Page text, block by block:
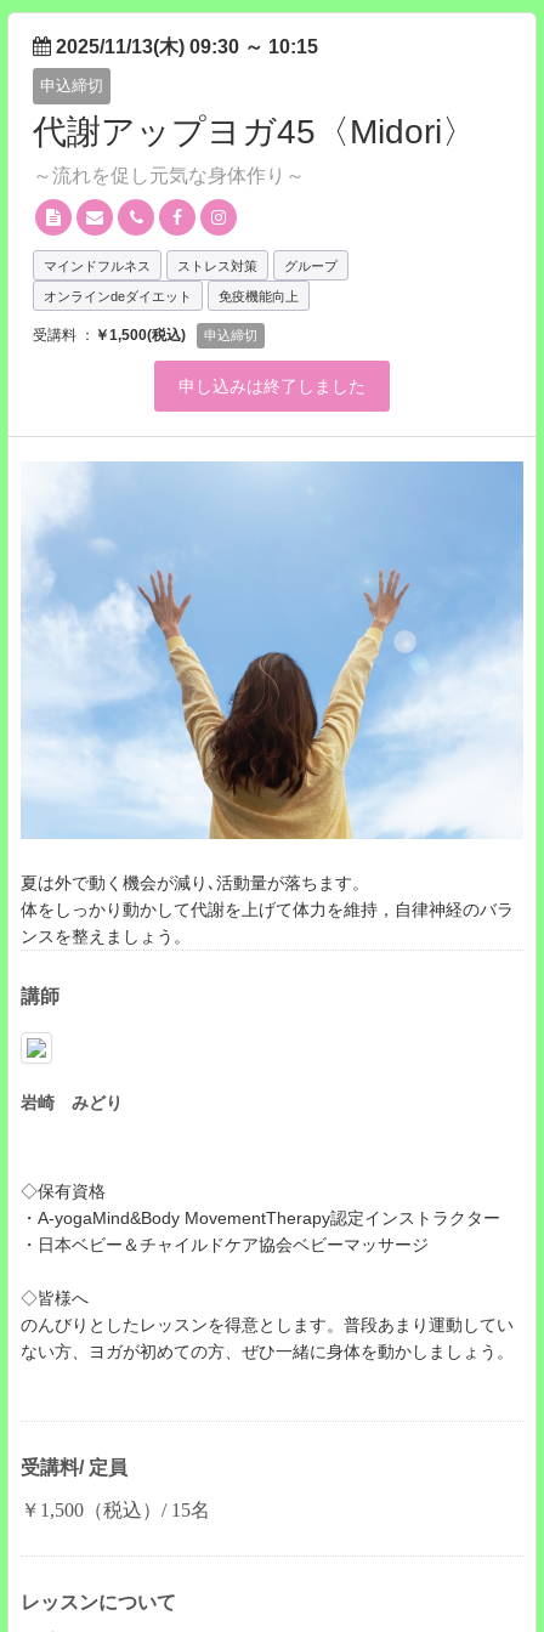
2025/11/13(木) 09:30 ～ 10:15
申込締切
代謝アップヨガ45〈Midori〉
～流れを促し元気な身体作り～
マインドフルネス ストレス対策 グループ
オンラインdeダイエット 免疫機能向上
受講料 ： ￥1,500(税込) 申込締切
申し込みは終了しました
夏は外で動く機会が減り､活動量が落ちます。
体をしっかり動かして代謝を上げて体力を維持，自律神経のバラ
ンスを整えましょう。
講師
岩崎 みどり
◇保有資格
・A-yogaMind&Body MovementTherapy認定インストラクター
・日本ベビー＆チャイルドケア協会ベビーマッサージ
◇皆様へ
のんびりとしたレッスンを得意とします。普段あまり運動してい
ない方、ヨガが初めての方、ぜひ一緒に身体を動かしましょう。
受講料/ 定員
￥1,500（税込）/ 15名
レッスンについて